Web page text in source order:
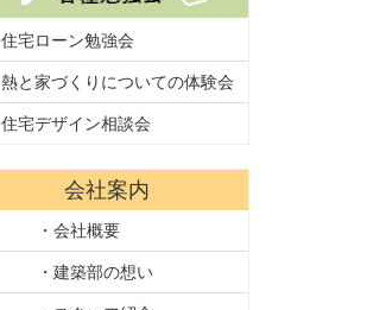
住宅ローン勉強会
熱と家づくりについての体験会
住宅デザイン相談会
会社案内
・会社概要
・建築部の想い